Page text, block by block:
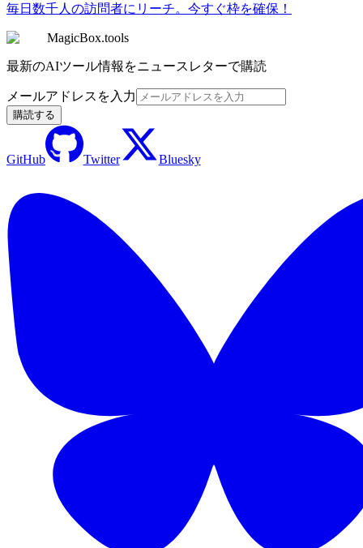
毎日数千人の訪問者にリーチ。今すぐ枠を確保！
MagicBox.tools
最新のAIツール情報をニュースレターで購読
メールアドレスを入力
購読する
GitHub Twitter Bluesky